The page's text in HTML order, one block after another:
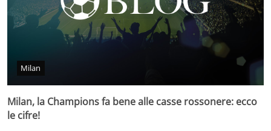
Milan
Milan, la Champions fa bene alle casse rossonere: ecco
le cifre!